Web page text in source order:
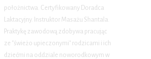
położnictwa. Certyfikowany Doradca
Laktacyjny. Instruktor Masażu Shantala.
Praktykę zawodową zdobywa pracując
ze "świeżo upieczonymi" rodzicami i ich
dziećmi na oddziale noworodkowym w